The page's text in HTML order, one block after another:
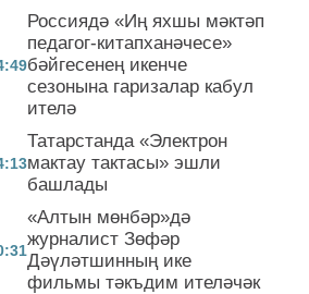
Россиядә «Иң яхшы мәктәп
педагог-китапханәчесе»
бәйгесенең икенче
сезонына гаризалар кабул
ителә
Татарстанда «Электрон
мактау тактасы» эшли
башлады
«Алтын мөнбәр»дә
журналист Зөфәр
Дәүләтшинның ике
фильмы тәкъдим ителәчәк